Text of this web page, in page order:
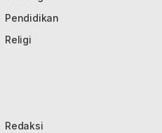
Pendidikan
Religi
Redaksi